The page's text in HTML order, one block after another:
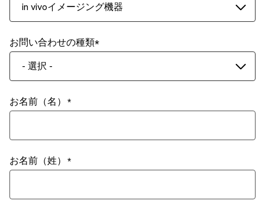
in vivoイメージング機器
お問い合わせの種類
- 選択 -
お名前（名）
お名前（姓）